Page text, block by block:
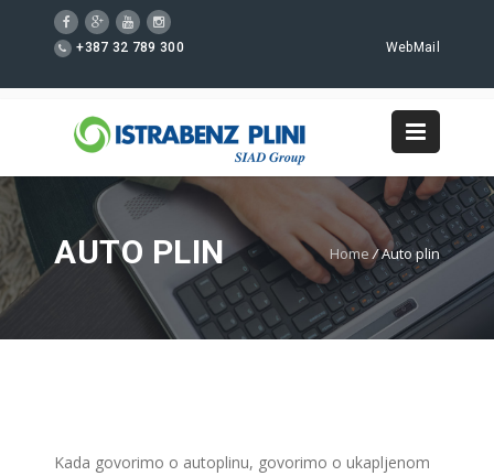
+387 32 789 300 WebMail
AUTO PLIN Home /Auto plin
Kada govorimo o autoplinu, govorimo o ukapljenom